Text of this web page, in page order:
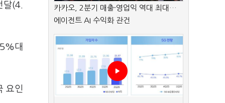
(4.
대
요인
카카오, 2분기 매출·영업익 역대 최대…
에이전트 AI 수익화 관건